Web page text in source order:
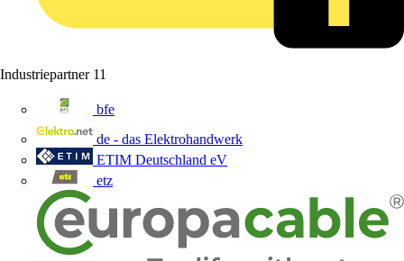
Industriepartner 11
bfe
de - das Elektrohandwerk
ETIM Deutschland eV
etz